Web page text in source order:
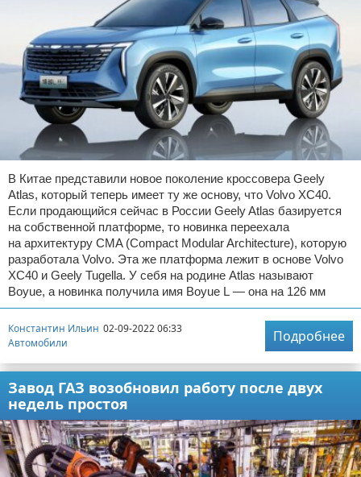
В Китае представили новое поколение кроссовера Geely
Atlas, который теперь имеет ту же основу, что Volvo XC40.
Если продающийся сейчас в России Geely Atlas базируется
на собственной платформе, то новинка переехала
на архитектуру CMA (Compact Modular Architecture), которую
разработала Volvo. Эта же платформа лежит в основе Volvo
XC40 и Geely Tugella. У себя на родине Atlas называют
Boyue, а новинка получила имя Boyue L — она на 126 мм
Константин Ильин 02-09-2022 06:33
Автомобили
Подробнее
Завод ГАЗ возобновил работу после двух
недель простоя